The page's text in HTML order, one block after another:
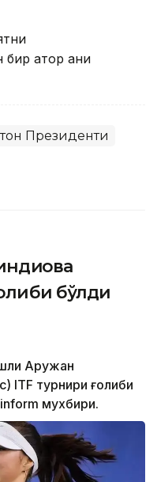
қатор аниқ
Президенти
бўлди
Аружан
ITF турнири ғолиби
мухбири.